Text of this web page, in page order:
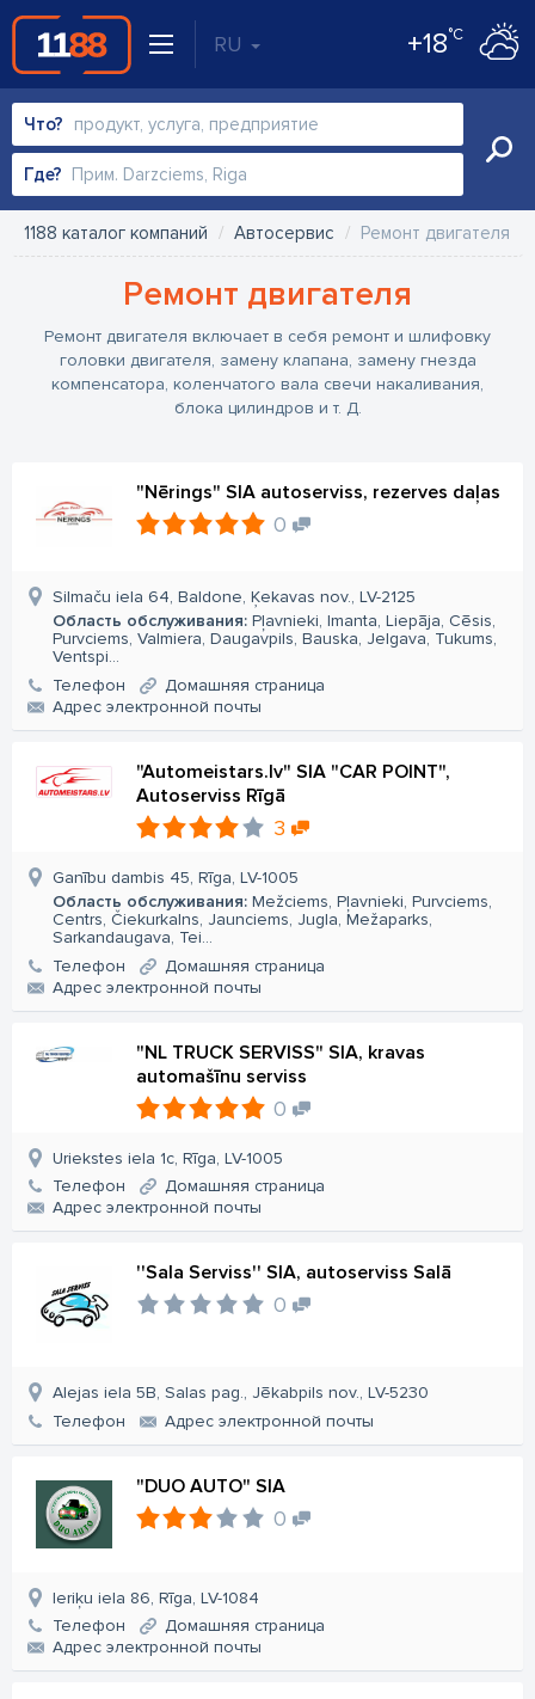
RU +18°C
Что?
Где?
1188 каталог компаний Автосервис Ремонт двигателя
Ремонт двигателя
Ремонт двигателя включает в себя ремонт и шлифовку
головки двигателя, замену клапана, замену гнезда
компенсатора, коленчатого вала свечи накаливания,
блока цилиндров и т. Д.
"Nērings" SIA autoserviss, rezerves daļas
0
Silmaču iela 64, Baldone, Ķekavas nov., LV-2125
Область обслуживания: Pļavnieki, Imanta, Liepāja, Cēsis,
Purvciems, Valmiera, Daugavpils, Bauska, Jelgava, Tukums,
Ventspi...
Телефон
Домашняя страница
Aдрес электронной почты
"Automeistars.lv" SIA "CAR POINT",
Autoserviss Rīgā
3
Ganību dambis 45, Rīga, LV-1005
Область обслуживания: Mežciems, Pļavnieki, Purvciems,
Centrs, Čiekurkalns, Jaunciems, Jugla, Mežaparks,
Sarkandaugava, Tei...
Телефон
Домашняя страница
Aдрес электронной почты
"NL TRUCK SERVISS" SIA, kravas
automašīnu serviss
0
Uriekstes iela 1c, Rīga, LV-1005
Телефон
Домашняя страница
Aдрес электронной почты
''Sala Serviss'' SIA, autoserviss Salā
0
Alejas iela 5B, Salas pag., Jēkabpils nov., LV-5230
Телефон
Aдрес электронной почты
"DUO AUTO" SIA
0
Ieriķu iela 86, Rīga, LV-1084
Телефон
Домашняя страница
Aдрес электронной почты